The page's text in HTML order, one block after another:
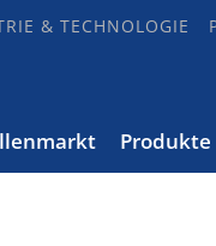
& TECHNOLOGIE
Produkte